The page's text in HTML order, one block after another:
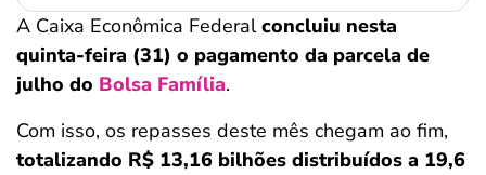
A Caixa Econômica Federalconcluiu nesta
quinta-feira (31) o pagamento da parcela de
julho do Bolsa Família.
Com isso, os repasses deste mês chegam ao fim,
totalizando R$ 13,16 bilhões distribuídos a 19,6